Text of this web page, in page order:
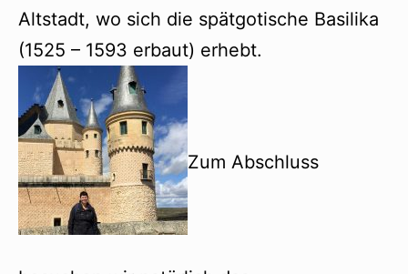
Altstadt, wo sich die spätgotische Basilika
(1525 – 1593 erbaut) erhebt.
Zum Abschluss